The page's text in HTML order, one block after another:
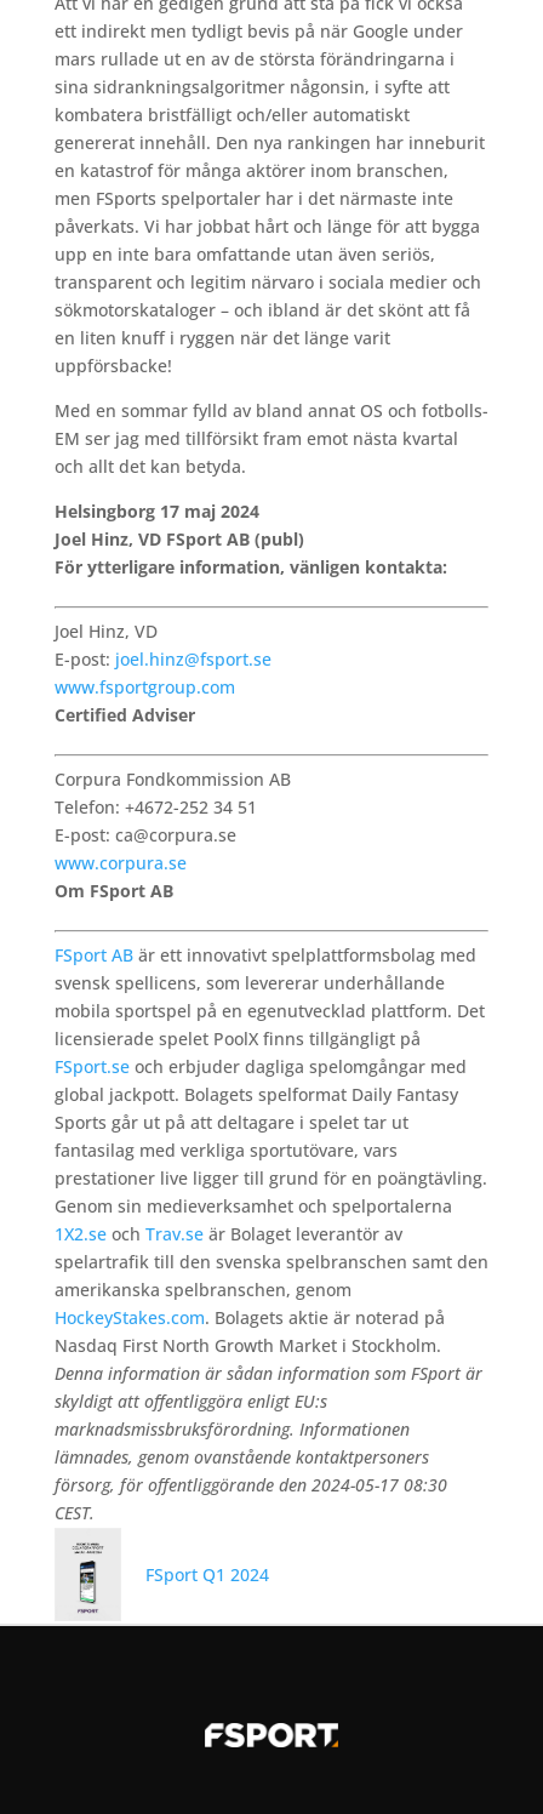
ett indirekt men tydligt bevis på när Google under
mars rullade ut en av de största förändringarna i
sina sidrankningsalgoritmer någonsin, i syfte att
kombatera bristfälligt och/eller automatiskt
genererat innehåll. Den nya rankingen har inneburit
en katastrof för många aktörer inom branschen,
men FSports spelportaler har i det närmaste inte
påverkats. Vi har jobbat hårt och länge för att bygga
upp en inte bara omfattande utan även seriös,
transparent och legitim närvaro i sociala medier och
sökmotorskataloger – och ibland är det skönt att få
en liten knuff i ryggen när det länge varit
uppförsbacke!
Med en sommar fylld av bland annat OS och fotbolls-
EM ser jag med tillförsikt fram emot nästa kvartal
och allt det kan betyda.
Helsingborg 17 maj 2024
Joel Hinz, VD FSport AB (publ)
För ytterligare information, vänligen kontakta:
Joel Hinz, VD
E-post: joel.hinz@fsport.se
www.fsportgroup.com
Certified Adviser
Corpura Fondkommission AB
Telefon: +4672-252 34 51
E-post: ca@corpura.se
www.corpura.se
Om FSport AB
FSport ABär ett innovativt spelplattformsbolag med
svensk spellicens, som levererar underhållande
mobila sportspel på en egenutvecklad plattform. Det
licensierade spelet PoolX finns tillgängligt på
FSport.seoch erbjuder dagliga spelomgångar med
global jackpott. Bolagets spelformat Daily Fantasy
Sports går ut på att deltagare i spelet tar ut
fantasilag med verkliga sportutövare, vars
prestationer live ligger till grund för en poängtävling.
Genom sin medieverksamhet och spelportalerna
1X2.seoch Trav.seär Bolaget leverantör av
spelartrafik till den svenska spelbranschen samt den
amerikanska spelbranschen, genom
HockeyStakes.com. Bolagets aktie är noterad på
Nasdaq First North Growth Market i Stockholm.
Denna information är sådan information som FSport är
skyldigt att offentliggöra enligt EU:s
marknadsmissbruksförordning. Informationen
lämnades, genom ovanstående kontaktpersoners
försorg, för offentliggörande den 2024-05-17 08:30
CEST.
FSport Q1 2024